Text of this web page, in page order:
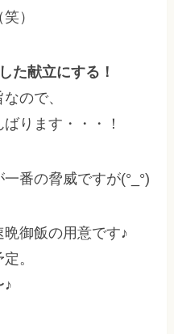
）
た献立にする！
ので、
ります・・・！
番の脅威ですが(°_°)
御飯の用意です♪
。
♪